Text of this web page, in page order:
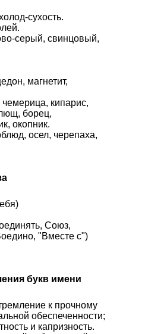
сухость.
серый, свинцовый,
магнетит,
кипарис,
борец,
окопник.
осел, черепаха,
Союз,
"Вместе с")
букв имени
к прочному
обеспеченности;
и капризность.